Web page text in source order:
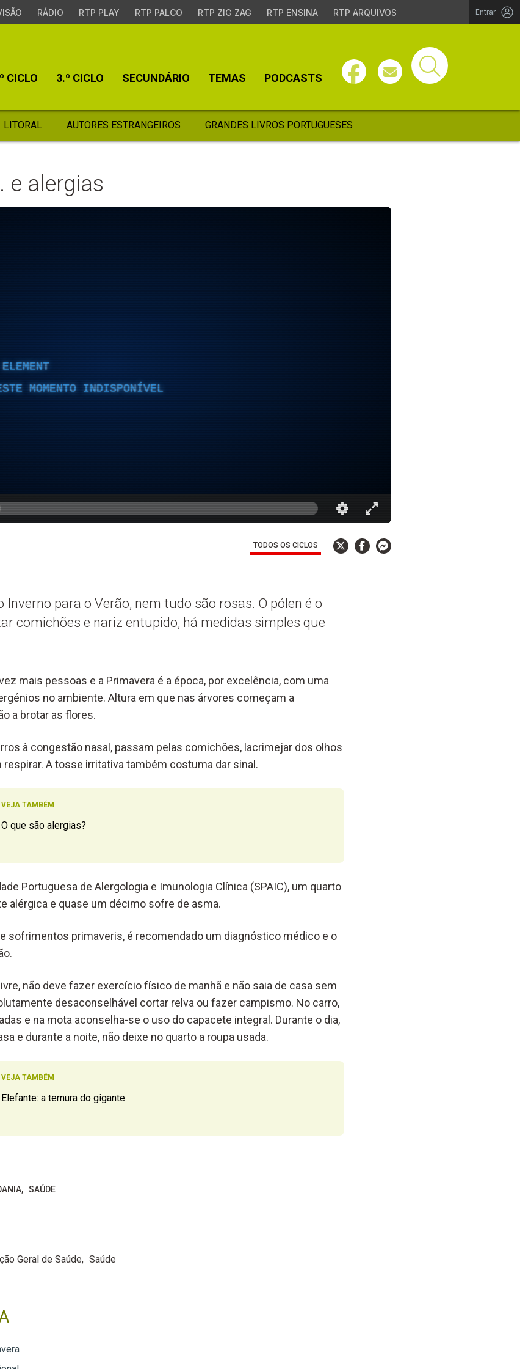
RÁDIO RTP PLAY RTP PALCO RTP ZIG ZAG RTP ENSINA RTP ARQUIVOS Entrar
CICLO 3.º CICLO SECUNDÁRIO TEMAS PODCASTS
LITORAL AUTORES ESTRANGEIROS GRANDES LIVROS PORTUGUESES
e alergias
MOMENTO INDISPONÍVEL
TODOS OS CICLOS
Inverno para o Verão, nem tudo são rosas. O pólen é o
comichões e nariz entupido, há medidas simples que
mais pessoas e a Primavera é a época, por excelência, com uma
no ambiente. Altura em que nas árvores começam a
a brotar as flores.
à congestão nasal, passam pelas comichões, lacrimejar dos olhos
A tosse irritativa também costuma dar sinal.
VEJA TAMBÉM
O que são alergias?
Portuguesa de Alergologia e Imunologia Clínica (SPAIC), um quarto
alérgica e quase um décimo sofre de asma.
sofrimentos primaveris, é recomendado um diagnóstico médico e o
não deve fazer exercício físico de manhã e não saia de casa sem
desaconselhável cortar relva ou fazer campismo. No carro,
e na mota aconselha-se o uso do capacete integral. Durante o dia,
e durante a noite, não deixe no quarto a roupa usada.
VEJA TAMBÉM
Elefante: a ternura do gigante
SAÚDE
Geral de Saúde Saúde